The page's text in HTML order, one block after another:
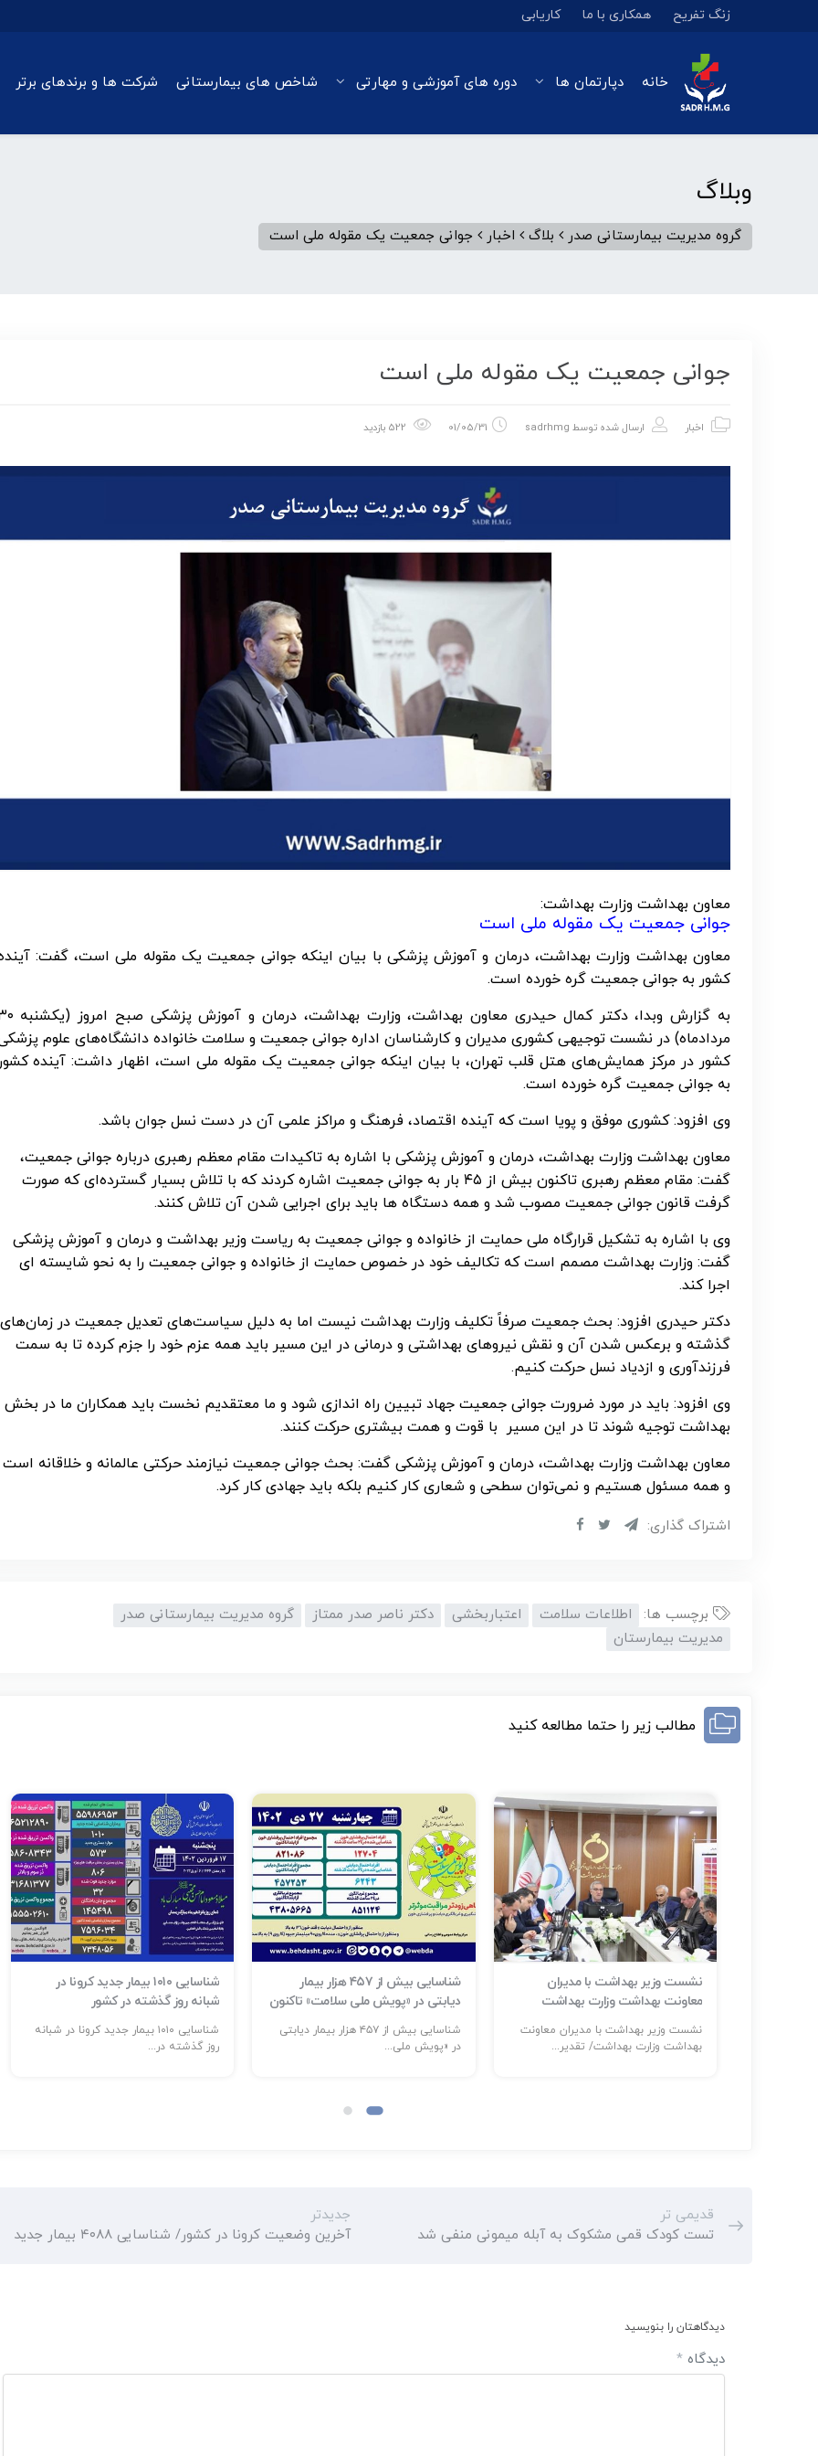
زنگ تفریح همکاری با ما کاریابی
خانه دپارتمان ها دوره های آموزشی و مهارتی شاخص های بیمارستانی شرکت ها و برندهای برتر
وبلاگ
گروه مدیریت بیمارستانی صدر بلاگ اخبار جوانی جمعیت یک مقوله ملی است
جوانی جمعیت یک مقوله ملی است
اخبار ارسال شده توسط sadrhmg
01/05/31
معاون بهداشت وزارت بهداشت:
جوانی جمعیت یک مقوله ملی است
معاون بهداشت وزارت بهداشت، درمان و آموزش پزشکی با بیان اینکه جوانی جمعیت یک مقوله ملی است، گفت:
کشور به جوانی جمعیت گره خورده است.
به گزارش وبدا، دکتر کمال حیدری معاون بهداشت، وزارت بهداشت،
مردادماه) در نشست توجیهی کشوری مدیران و کارشناسان اداره جوانی جمعیت و سلامت خانواده دانشگاه‌های علوم
کشور در مرکز همایش‌های هتل قلب تهران، با بیان اینکه جوانی جمعیت یک مقوله ملی است، اظهار داشت: آینده کشور
به جوانی جمعیت گره خورده است.
وی افزود: کشوری موفق و پویا است که آینده اقتصاد، فرهنگ و مراکز علمی آن در دست نسل جوان باشد.
معاون بهداشت وزارت بهداشت، درمان و آموزش پزشکی با اشاره به تاکیدات مقام معظم رهبری درباره جوانی جمعیت،
گفت: مقام معظم رهبری تاکنون بیش از ۴۵ بار به جوانی جمعیت اشاره کردند که با تلاش بسیار گسترده‌ای که صورت
گرفت قانون جوانی جمعیت مصوب شد و همه دستگاه ها باید برای اجرایی شدن آن تلاش کنند.
وی با اشاره به تشکیل قرارگاه ملی حمایت از خانواده و جوانی جمعیت به ریاست وزیر بهداشت و درمان و آموزش پزشکی
گفت: وزارت بهداشت مصمم است که تکالیف خود در خصوص حمایت از خانواده و جوانی جمعیت را به نحو شایسته ای
اجرا کند.
دکتر حیدری افزود: بحث جمعیت صرفاً تکلیف وزارت بهداشت نیست اما به دلیل سیاست‌های تعدیل جمعیت در زمان‌های
گذشته و برعکس شدن آن و نقش نیروهای بهداشتی و درمانی در این مسیر باید همه عزم خود را جزم کرده تا به سمت
فرزندآوری و ازدیاد نسل حرکت کنیم.
وی افزود: باید در مورد ضرورت جوانی جمعیت جهاد تبیین راه‌ اندازی شود و ما معتقدیم نخست باید همکاران ما در بخش
بهداشت توجیه شوند تا در این مسیر با قوت و همت بیشتری حرکت کنند.
معاون بهداشت وزارت بهداشت، درمان و آموزش پزشکی گفت: بحث جوانی جمعیت نیازمند حرکتی عالمانه و خلاقانه است
و همه مسئول هستیم و نمی‌توان سطحی و شعاری کار کنیم بلکه باید جهادی کار کرد.
اشتراک گذاری:
برچسب ها: اطلاعات سلامت اعتباربخشی دکتر ناصر صدر ممتاز
گروه مدیریت بیمارستانی صدر
مدیریت بیمارستان
مطالب زیر را حتما مطالعه کنید
نشست وزیر بهداشت با مدیران
معاونت بهداشت وزارت بهداشت
نشست وزیر بهداشت با مدیران معاونت
بهداشت وزارت بهداشت/ تقدیر...
شناسایی بیش از ۴۵۷ هزار بیمار
دیابتی در «پویش ملی سلامت» تاکنون
شناسایی بیش از ۴۵۷ هزار بیمار دیابتی
در «پویش ملی...
شناسایی ۱۰۱۰ بیمار جدید کرونا در
شبانه روز گذشته در کشور
شناسایی ۱۰۱۰ بیمار جدید کرونا در شبانه
روز گذشته در...
قدیمی تر
تست کودک قمی مشکوک به آبله میمونی منفی شد
جدیدتر
آخرین وضعیت کرونا در کشور/ شناسایی ۴۰۸۸ بیمار جدید
دیدگاهتان را بنویسید
دیدگاه *